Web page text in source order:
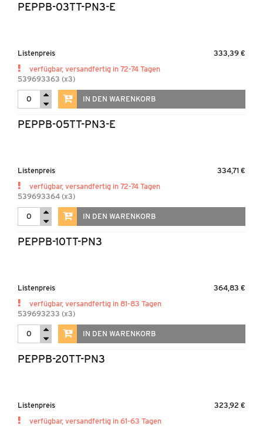
PEPPB-03TT-PN3-E
Listenpreis
333,39 €
verfügbar, versandfertig in 72-74 Tagen
539693363 (x3)
IN DEN WARENKORB
PEPPB-05TT-PN3-E
Listenpreis
334,71 €
verfügbar, versandfertig in 72-74 Tagen
539693364 (x3)
IN DEN WARENKORB
PEPPB-10TT-PN3
Listenpreis
364,83 €
verfügbar, versandfertig in 81-83 Tagen
539693233 (x3)
IN DEN WARENKORB
PEPPB-20TT-PN3
Listenpreis
323,92 €
verfügbar, versandfertig in 61-63 Tagen